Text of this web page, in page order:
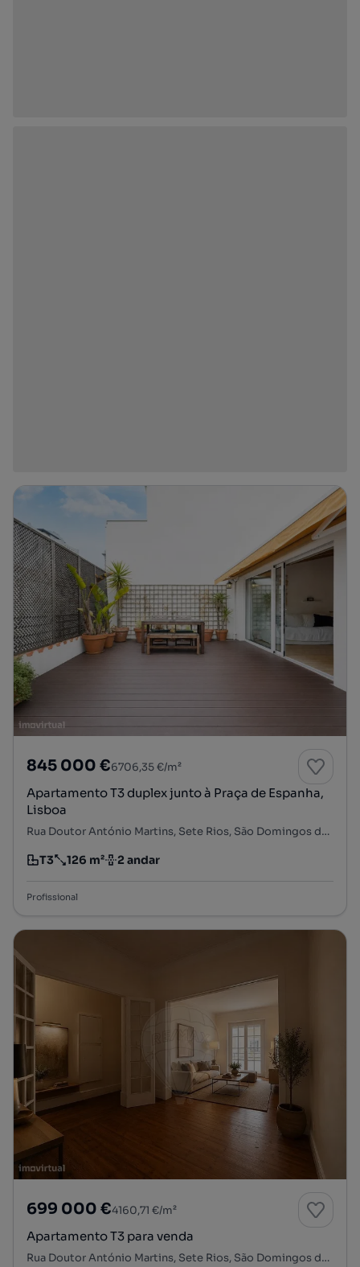
845 000 €6706,35 €/m²
Apartamento T3 duplex junto à Praça de Espanha,
Lisboa
Rua Doutor António Martins, Sete Rios, São Domingos de Benfica, Lisboa, Lisboa
Tipologia
T3
Preço por metro quadrado
126 m²
Andar 2 andar
Profissional
699 000 €4160,71 €/m²
Apartamento T3 para venda
Rua Doutor António Martins, Sete Rios, São Domingos de Benfica, Lisboa, Lisboa